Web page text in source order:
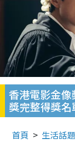
香港電影金
獎完整得獎名
首頁 生活話題